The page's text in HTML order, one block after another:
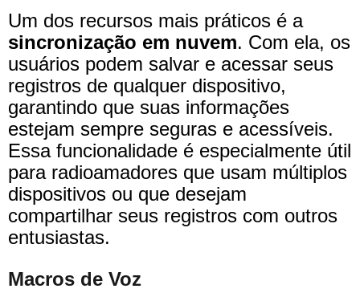
Um dos recursos mais práticos é a
sincronização em nuvem. Com ela, os
usuários podem salvar e acessar seus
registros de qualquer dispositivo,
garantindo que suas informações
estejam sempre seguras e acessíveis.
Essa funcionalidade é especialmente útil
para radioamadores que usam múltiplos
dispositivos ou que desejam
compartilhar seus registros com outros
entusiastas.
Macros de Voz